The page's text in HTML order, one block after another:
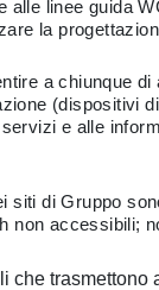
linee guida
la
a chiunque
(dispositivi
e alle
siti di Gruppo
non accessibili;
che